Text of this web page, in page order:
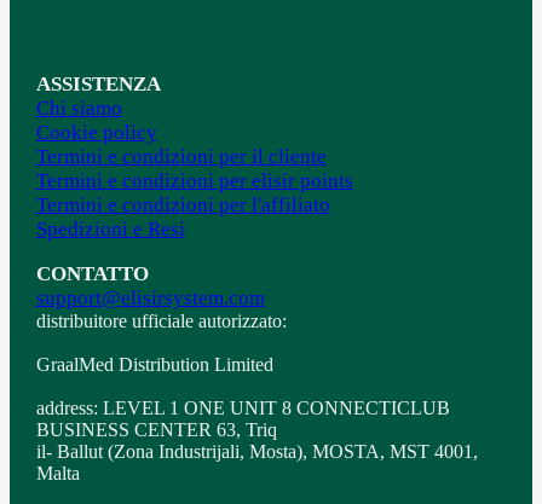
ASSISTENZA
Chi siamo
Cookie policy
Termini e condizioni per il cliente
Termini e condizioni per elisir points
Termini e condizioni per l'affiliato
Spedizioni e Resi
CONTATTO
support@elisirsystem.com
distribuitore ufficiale autorizzato:
GraalMed Distribution Limited
address: LEVEL 1 ONE UNIT 8 CONNECTICLUB
BUSINESS CENTER 63, Triq
il- Ballut (Zona Industrijali, Mosta), MOSTA, MST 4001,
Malta